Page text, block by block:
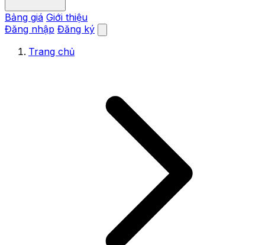
Bảng giá Giới thiệu
Đăng nhập Đăng ký
Trang chủ